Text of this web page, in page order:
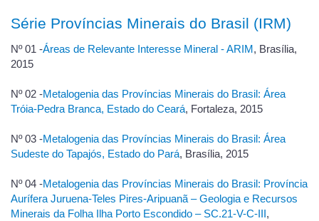
Série Províncias Minerais do Brasil (IRM)
Nº 01 -Áreas de Relevante Interesse Mineral - ARIM , Brasília,
2015
Nº 02 -Metalogenia das Províncias Minerais do Brasil: Área
Tróia-Pedra Branca, Estado do Ceará, Fortaleza, 2015
Nº 03 -Metalogenia das Províncias Minerais do Brasil: Área
Sudeste do Tapajós, Estado do Pará, Brasília, 2015
Nº 04 -Metalogenia das Províncias Minerais do Brasil: Província
Aurífera Juruena-Teles Pires-Aripuanã – Geologia e Recursos
Minerais da Folha Ilha Porto Escondido – SC.21-V-C-III ,